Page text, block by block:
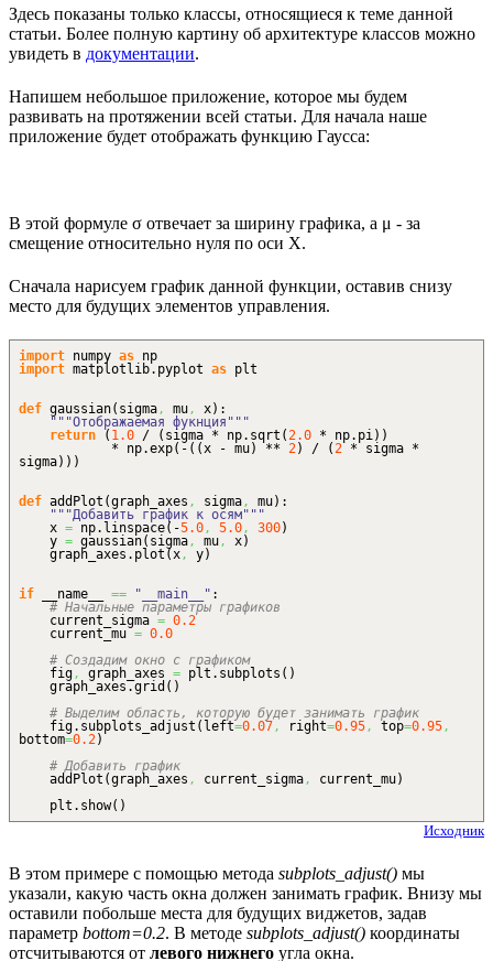
Здесь показаны только классы, относящиеся к теме данной
статьи. Более полную картину об архитектуре классов можно
увидеть в документации.
Напишем небольшое приложение, которое мы будем
развивать на протяжении всей статьи. Для начала наше
приложение будет отображать функцию Гаусса:
В этой формуле σ отвечает за ширину графика, а μ - за
смещение относительно нуля по оси X.
Сначала нарисуем график данной функции, оставив снизу
место для будущих элементов управления.
import numpy as np
import matplotlib. pyplot as plt
def gaussian( sigma, mu, x) :
"""Отображаемая фукнция"""
return
( 1.0 / ( sigma * np. sqrt (2.0 * np. pi) )
* np.exp( - ( (x - mu) ** 2) / (2 * sigma *
sigma) ) )
def addPlot (graph_axes , sigma, mu) :
"""Добавить график к осям"""
x = np. linspace( -5.0, 5.0, 300)
y = gaussian( sigma, mu, x)
graph_axes. plot (x, y)
if __name__ == "__main__" :
# Начальные параметры графиков
current_sigma = 0.2
current_mu = 0.0
# Создадим окно с графиком
fig, graph_axes = plt. subplots ( )
graph_axes.grid ( )
# Выделим область, которую будет занимать график
fig. subplots_adjust ( left=0.07, right=0.95, top=0.95,
bottom=0.2)
# Добавить график
addPlot (graph_axes , current_sigma, current_mu)
plt. show( )
Исходник
В этом примере с помощью метода subplots_adjust() мы
указали, какую часть окна должен занимать график. Внизу мы
оставили побольше места для будущих виджетов, задав
параметр bottom=0.2. В методе subplots_adjust() координаты
отсчитываются от левого нижнего угла окна.